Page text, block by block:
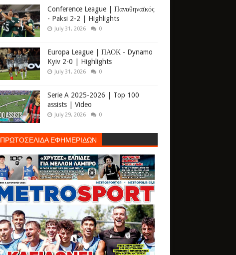
Conference League | Παναθηναϊκός
- Paksi 2-2 | Highlights
July 31, 2026 0
Europa League | ΠΑΟΚ - Dynamo
Kyiv 2-0 | Highlights
July 31, 2026 0
Serie A 2025-2026 | Top 100
assists | Video
July 29, 2026 0
ΠΡΩΤΟΣΕΛΙΔΑ ΕΦΗΜΕΡΙΔΩΝ